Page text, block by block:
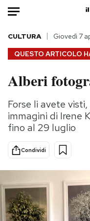
HOME
Italia
Politica
Tecnologia
Scienza
Sport
QUESTO ARTICOLO
CULTURA Giovedì 7
Alberi
Forse li avete
immagini di Irene
fino al 29 luglio
Condividi